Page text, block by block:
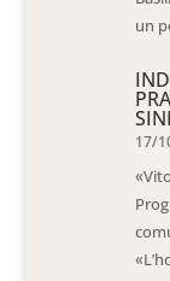
un
17/